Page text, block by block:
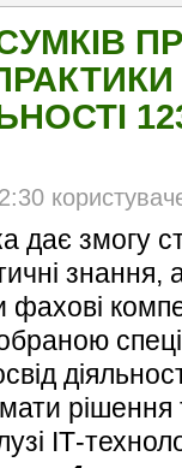
дає змогу
рішення
ІТ-